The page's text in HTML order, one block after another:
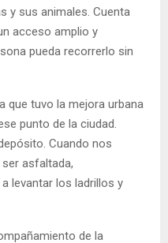
y sus animales. Cuenta
acceso amplio y
pueda recorrerlo sin
que tuvo la mejora urbana
punto de la ciudad.
Cuando nos
asfaltada,
levantar los ladrillos y
de la